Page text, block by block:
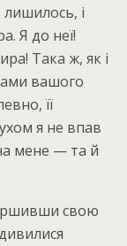
лишилось, і
Я до неї!
Така ж, як і
вашого
її
я не впав
мене — та й
свою